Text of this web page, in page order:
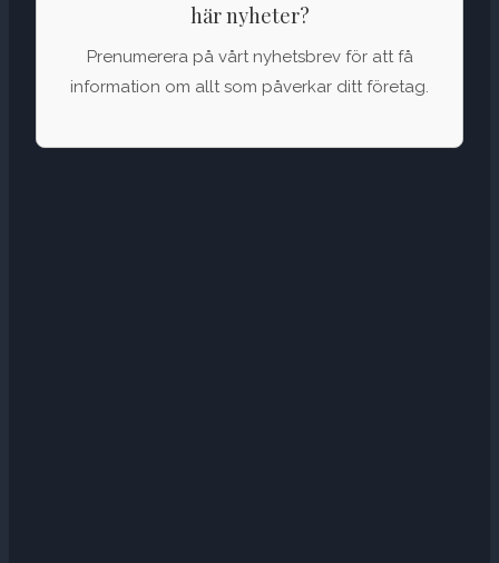
här nyheter?
Prenumerera på vårt nyhetsbrev för att få
information om allt som påverkar ditt företag.